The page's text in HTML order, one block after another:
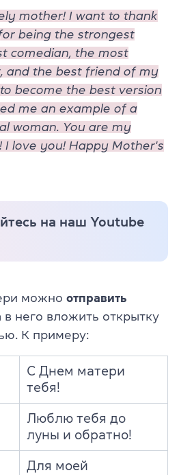
mother! I want to thank
being the strongest
comedian, the most
and the best friend of my
become the best version
me an example of a
woman. You are my
I love you! Happy Mother's
на наш Youtube
можно отправить
в него вложить открытку
К примеру:
С Днем матери
тебя!
Люблю тебя до
луны и обратно!
Для моей